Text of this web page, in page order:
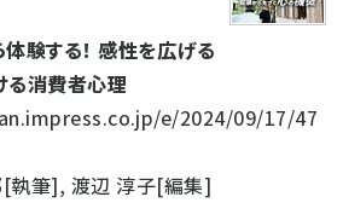
験する！ 感性を広げる
る消費者心理
e/2024/09/17/47
執筆], 渡辺 淳子[編集]